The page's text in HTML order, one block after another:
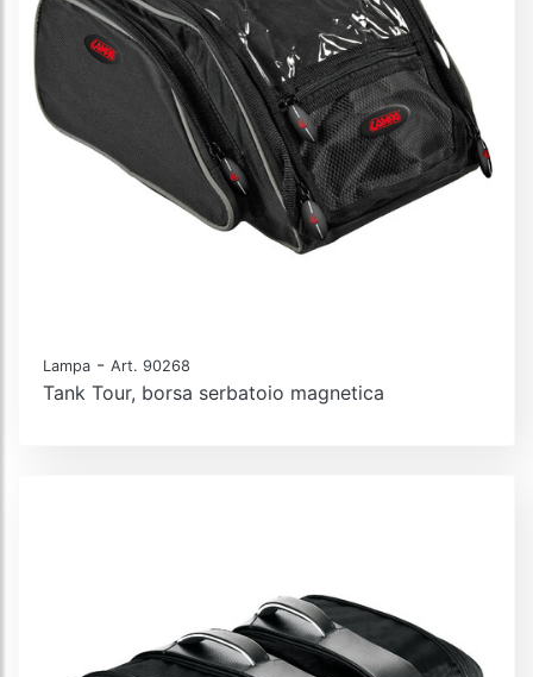
Lampa - Art. 90268
Tank Tour, borsa serbatoio magnetica